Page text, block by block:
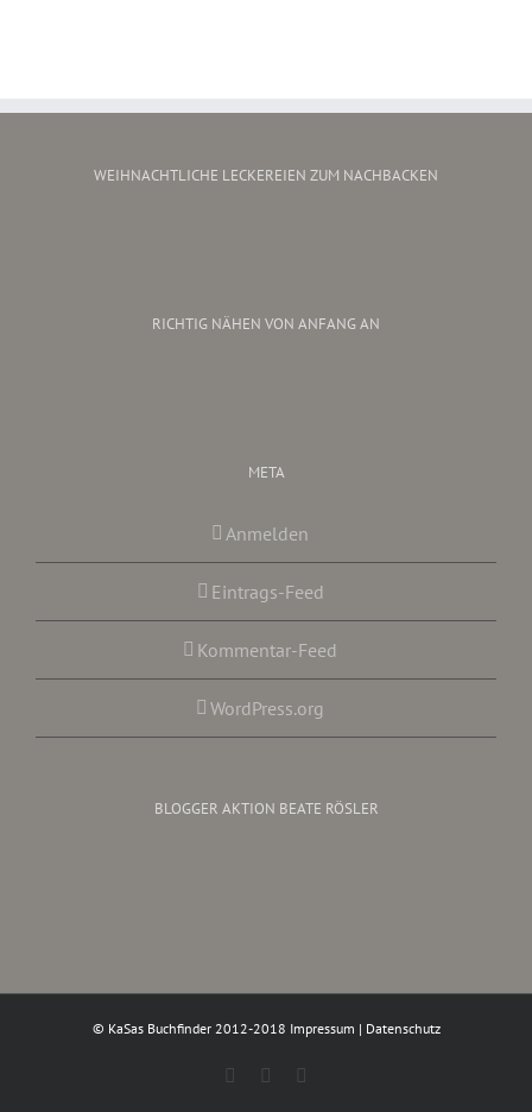
WEIHNACHTLICHE LECKEREIEN ZUM NACHBACKEN
RICHTIG NÄHEN VON ANFANG AN
META
Anmelden
Eintrags-Feed
Kommentar-Feed
WordPress.org
BLOGGER AKTION BEATE RÖSLER
© KaSas Buchfinder 2012-2018 Impressum | Datenschutz
FacebookInstagram